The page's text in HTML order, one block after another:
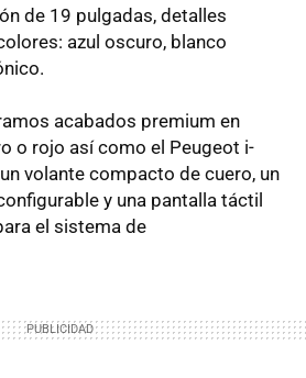
de 19 pulgadas, detalles
azul oscuro, blanco
acabados premium en
o rojo así como el Peugeot i-
volante compacto de cuero, un
y una pantalla táctil
el sistema de